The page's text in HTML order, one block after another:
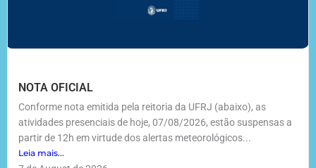
NOTA OFICIAL
Conforme nota emitida pela reitoria da UFRJ (abaixo), as
atividades presenciais de hoje, 07/08/2026, estão suspensas a
partir de 12h em virtude dos alertas meteorológicos...
Leia mais...